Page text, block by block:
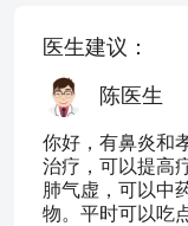
医生建议：
陈医生
你好，有鼻炎和
治疗，可以提高
肺气虚，可以中
物。平时可以吃